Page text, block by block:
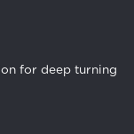
for deep turning